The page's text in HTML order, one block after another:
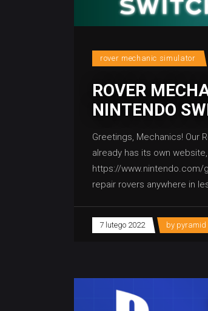
rover mechanic simulator
ROVER
NINTENDO
Greetings, Mechanics! Our
already has its own
https://www.nintendo.com/
repair rovers anywhere in
7 lutego 2022 by pyramid